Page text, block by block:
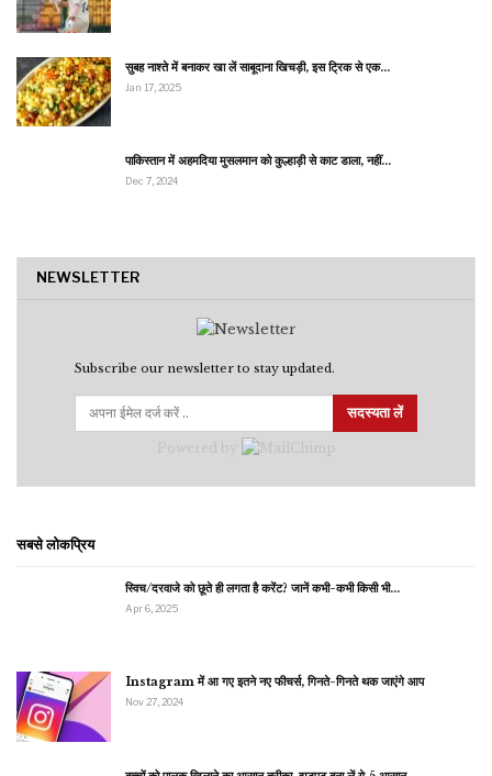
सुबह नाश्ते में बनाकर खा लें साबूदाना खिचड़ी, इस ट्रिक से एक…
Jan 17, 2025
पाकिस्तान में अहमदिया मुसलमान को कुल्हाड़ी से काट डाला, नहीं…
Dec 7, 2024
NEWSLETTER
Subscribe our newsletter to stay updated.
सदस्यता लें
सबसे लोकप्रिय
स्विच/दरवाजे को छूते ही लगता है करेंट? जानें कभी-कभी किसी भी…
Apr 6, 2025
Instagram में आ गए इतने नए फीचर्स, गिनते-गिनते थक जाएंगे आप
Nov 27, 2024